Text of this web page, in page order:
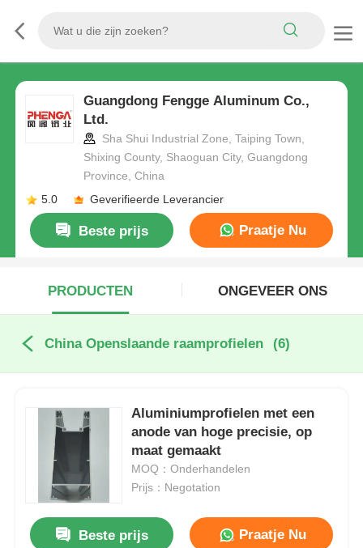
Guangdong Fengge Aluminum Co.,
Ltd.
Sha Shui Industrial Zone, Taiping Town,
Shixing County, Shaoguan City, Guangdong
Province, China
5.0
Geverifieerde Leverancier
Beste prijs Praatje Nu
PRODUCTEN ONGEVEER ONS
China Openslaande raamprofielen (6)
Aluminiumprofielen met een
anode van hoge precisie, op
maat gemaakt
MOQ：Onderhandelen
Prijs：Negotation
Beste prijs Praatje Nu